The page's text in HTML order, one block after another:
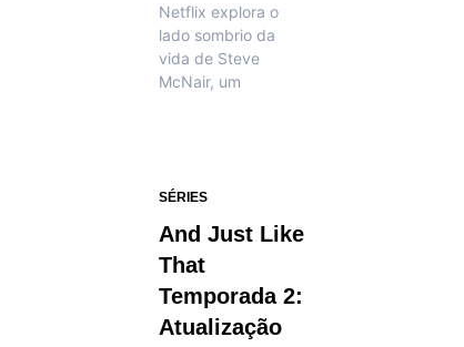
Netflix explora o
lado sombrio da
vida de Steve
McNair, um
SÉRIES
And Just Like
That
Temporada 2:
Atualização